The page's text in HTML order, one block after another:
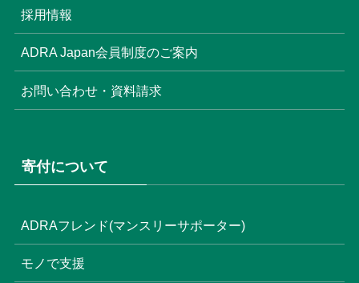
採用情報
ADRA Japan会員制度のご案内
お問い合わせ・資料請求
寄付について
ADRAフレンド(マンスリーサポーター)
モノで支援